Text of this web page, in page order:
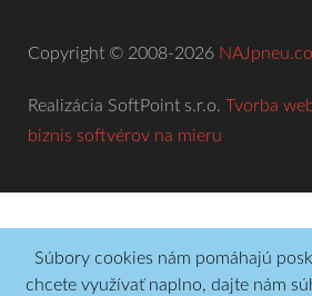
Copyright © 2008-2026
Realizácia SoftPoint s.r.o. Tvorba
biznis softvérov na mieru
Súbory cookies nám pomáhajú
chcete využívať naplno, dajte nám